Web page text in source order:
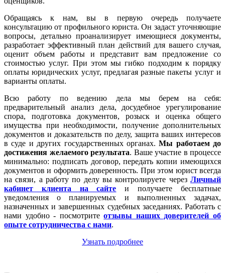
Обращаясь к нам, вы в первую очередь получаете
консультацию от профильного юриста. Он задаст уточняющие
вопросы, детально проанализирует имеющиеся документы,
разработает эффективный план действий для вашего случая,
оценит объем работы и представит вам предложение со
стоимостью услуг. При этом мы гибко подходим к порядку
оплаты юридических услуг, предлагая разные пакеты услуг и
варианты оплаты.
Всю работу по ведению дела мы берем на себя:
предварительный анализ дела, досудебное урегулирование
спора, подготовка документов, розыск и оценка общего
имущества при необходимости, получение дополнительных
документов и доказательств по делу, защита ваших интересов
в суде и других государственных органах.Мы работаем до
достижения желаемого результата. Ваше участие в процессе
минимально: подписать договор, передать копии имеющихся
документов и оформить доверенность. При этом юрист всегда
на связи, а работу по делу вы контролируете через Личный
кабинет клиента на сайте и получаете бесплатные
уведомления о планируемых и выполненных задачах,
назначенных и завершенных судебных заседаниях. Работать с
нами удобно - посмотритеотзывы наших доверителей об
опыте сотрудничества с нами.
Узнать подробнее